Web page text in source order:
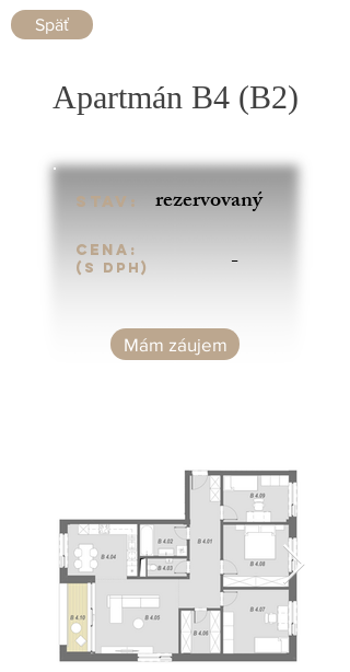
Späť
Apartmán B4 (B2)
Stav: rezervovaný
Cena:
(s DPH) -
Mám záujem